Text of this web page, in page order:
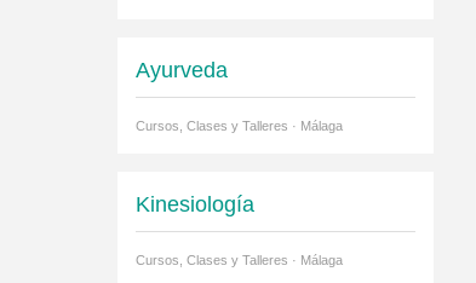
Ayurveda
Cursos, Clases y Talleres · Málaga
Kinesiología
Cursos, Clases y Talleres · Málaga